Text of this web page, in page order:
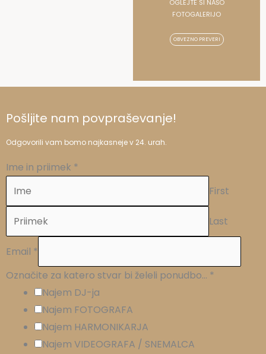
n
OGLEJTE SI NAŠO
FOTOGALERIJO
OBVEZNO PREVERI
Pošljite nam povpraševanje!
Odgovorili vam bomo najkasneje v 24. urah.
Ime in priimek *
First
Last
Email *
Označite za katero stvar bi želeli ponudbo... *
Najem DJ-ja
Najem FOTOGRAFA
Najem HARMONIKARJA
Najem VIDEOGRAFA / SNEMALCA